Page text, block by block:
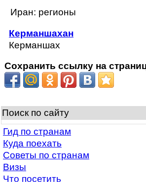
Иран: регионы
Керманшахан
Керманшах
Сохранить ссылку на
Поиск по сайту
Гид по странам
Куда поехать
Советы по странам
Визы
Что посетить